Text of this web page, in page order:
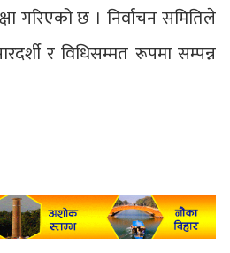
गरिएको छ । निर्वाचन समितिले
र विधिसम्मत रूपमा सम्पन्न